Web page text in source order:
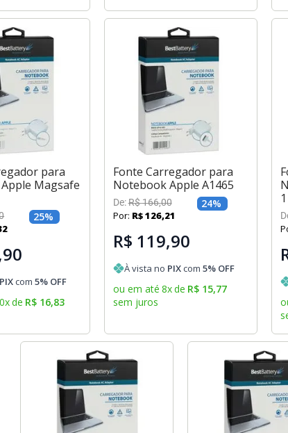
para
Magsafe
25%
PIXcom5% OFF
xde R$ 16,83
Fonte Carregador para
Notebook Apple A1465
De:R$166,00 24%
Por: R$126,21
R$ 119,90
À vista no PIXcom 5% OFF
ou em até 8xde R$ 15,77
sem juros